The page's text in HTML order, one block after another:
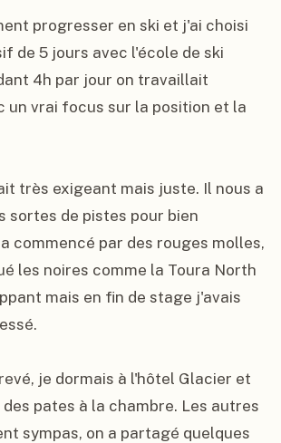
progresser en ski et j'ai choisi
de 5 jours avec l'école de ski
4h par jour on travaillait
un vrai focus sur la position et la
très exigeant mais juste. Il nous a
sortes de pistes pour bien
commencé par des rouges molles,
les noires comme la Toura North
mais en fin de stage j'avais
je dormais à l'hôtel Glacier et
pates à la chambre. Les autres
sympas, on a partagé quelques